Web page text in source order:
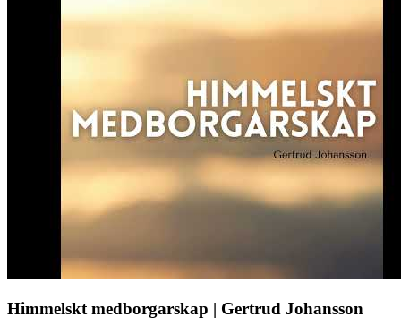
Himmelskt medborgarskap | Gertrud Johansson